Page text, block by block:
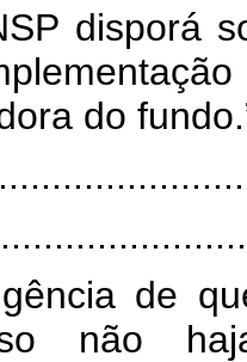
disporá
do
de
não